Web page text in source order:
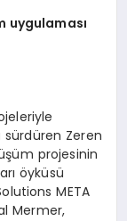
uygulaması
sürdüren Zeren
projesinin
öyküsü
META
Mermer,